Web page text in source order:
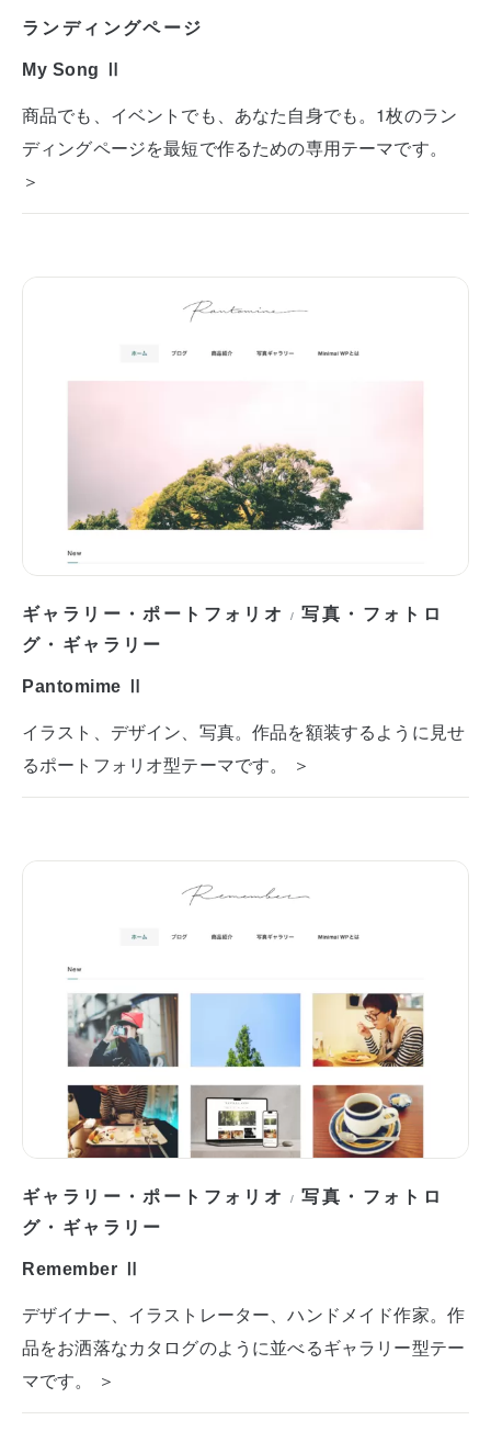
ランディングページ
My Song Ⅱ
商品でも、イベントでも、あなた自身でも。1枚のラン
ディングページを最短で作るための専用テーマです。
＞
ギャラリー・ポートフォリオ /写真・フォトロ
グ・ギャラリー
Pantomime Ⅱ
イラスト、デザイン、写真。作品を額装するように見せ
るポートフォリオ型テーマです。 ＞
ギャラリー・ポートフォリオ /写真・フォトロ
グ・ギャラリー
Remember Ⅱ
デザイナー、イラストレーター、ハンドメイド作家。作
品をお洒落なカタログのように並べるギャラリー型テー
マです。 ＞